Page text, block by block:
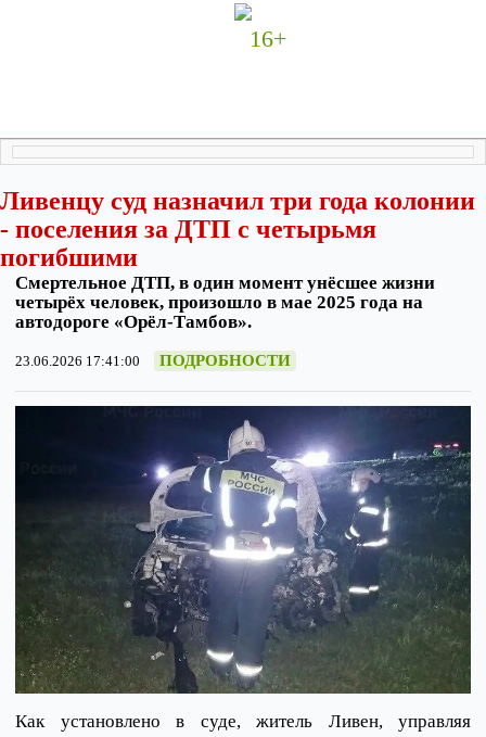
16+
Ливенцу суд назначил три года колонии
- поселения за ДТП с четырьмя
погибшими
Смертельное ДТП, в один момент унёсшее жизни
четырёх человек, произошло в мае 2025 года на
автодороге «Орёл-Тамбов».
23.06.2026 17:41:00 ПОДРОБНОСТИ
Как установлено в суде, житель Ливен, управляя